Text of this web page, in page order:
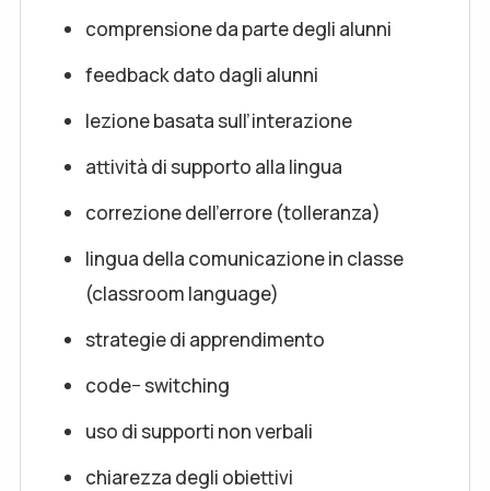
comprensione da parte degli alunni
feedback dato dagli alunni
lezione basata sull’interazione
attività di supporto alla lingua
correzione dell’errore (tolleranza)
lingua della comunicazione in classe
(classroom language)
strategie di apprendimento
code− switching
uso di supporti non verbali
chiarezza degli obiettivi